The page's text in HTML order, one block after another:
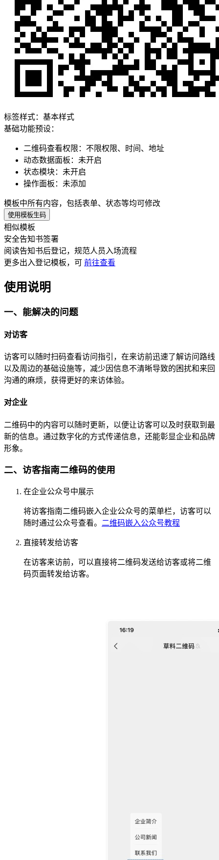
标签样式： 基本样式
基础功能预设：
二维码查看权限 ： 不限权限、时间、地址
动态数据面板 ： 未开启
状态模块： 未开启
操作面板 ： 未添加
模板中所有内容，包括表单、状态等均可修改
使用模板生码
相似模板
安全告知书签署
阅读告知书后登记，规范人员入场流程
更多出入登记模板，可 前往查看
使用说明
一、能解决的问题
对访客
访客可以随时扫码查看访问指引，在来访前迅速了解访问路线
以及周边的基础设施等，减少因信息不清晰导致的困扰和来回
沟通的麻烦，获得更好的来访体验。
对企业
二维码中的内容可以随时更新，以便让访客可以及时获取到最
新的信息。通过数字化的方式传递信息，还能彰显企业和品牌
形象。
二、访客指南二维码的使用
在企业公众号中展示
将访客指南二维码嵌入企业公众号的菜单栏，访客可以
随时通过公众号查看。 二维码嵌入公众号教程
直接转发给访客
在访客来访前，可以直接将二维码发送给访客或将二维
码页面转发给访客。